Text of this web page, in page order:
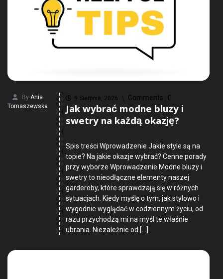
By Ania
Tomaszewska
9 Sierpnia, 2026 Comments : 0
Jak wybrać modne bluzy i
swetry na każdą okazję?
Spis treści Wprowadzenie Jakie style są na
topie? Na jakie okazje wybrać? Cenne porady
przy wyborze Wprowadzenie Modne bluzy i
swetry to nieodłączne elementy naszej
garderoby, które sprawdzają się w różnych
sytuacjach. Kiedy myślę o tym, jak stylowo i
wygodnie wyglądać w codziennym życiu, od
razu przychodzą mi na myśl te właśnie
ubrania. Niezależnie od […]